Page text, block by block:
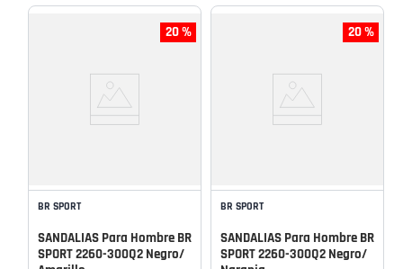
20 %
BR SPORT
SANDALIAS Para Hombre BR
SPORT 2260-300Q2 Negro/
20 %
BR SPORT
SANDALIAS Para Hombre BR
SPORT 2260-300Q2 Negro/